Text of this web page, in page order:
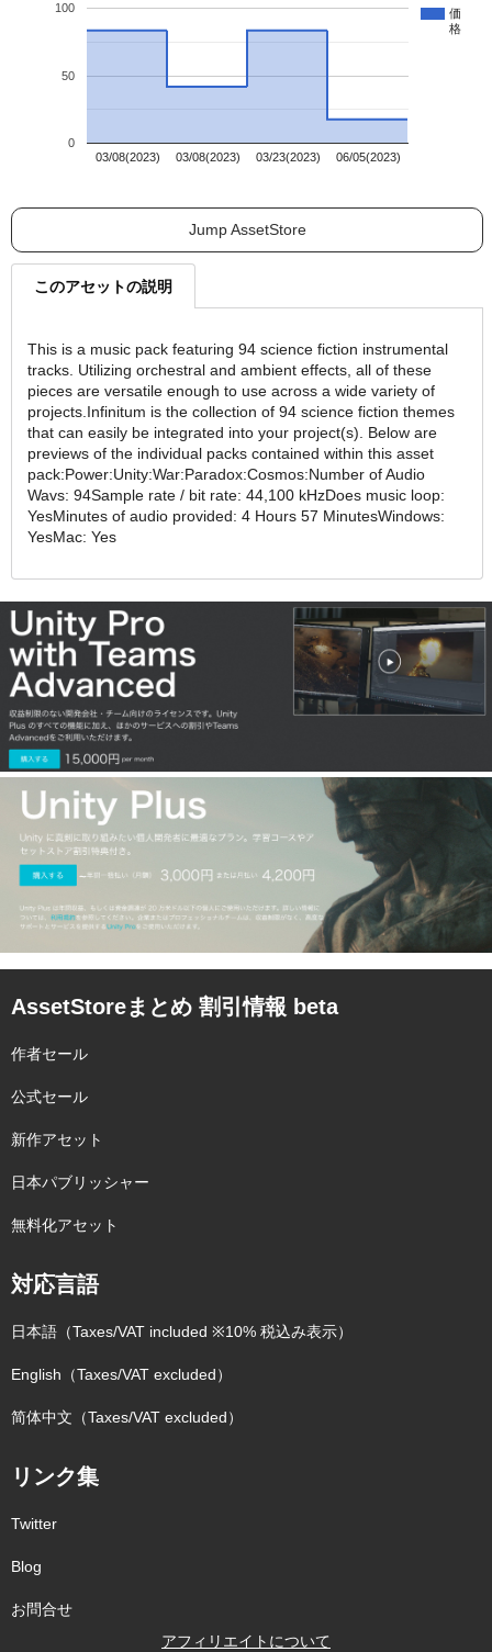
価
格
03/08(2023) 03/08(2023) 03/23(2023) 06/05(2023)
0
50
100
Jump AssetStore
このアセットの説明
This is a music pack featuring 94 science fiction instrumental
tracks. Utilizing orchestral and ambient effects, all of these
pieces are versatile enough to use across a wide variety of
projects.Infinitum is the collection of 94 science fiction themes
that can easily be integrated into your project(s). Below are
previews of the individual packs contained within this asset
pack:Power:Unity:War:Paradox:Cosmos:Number of Audio
Wavs: 94Sample rate / bit rate: 44,100 kHzDoes music loop:
YesMinutes of audio provided: 4 Hours 57 MinutesWindows:
YesMac: Yes
AssetStoreまとめ 割引情報 beta
作者セール
公式セール
新作アセット
日本パブリッシャー
無料化アセット
対応言語
日本語（Taxes/VAT included ※10% 税込み表示）
English（Taxes/VAT excluded）
简体中文（Taxes/VAT excluded）
リンク集
Twitter
Blog
お問合せ
アフィリエイトについて